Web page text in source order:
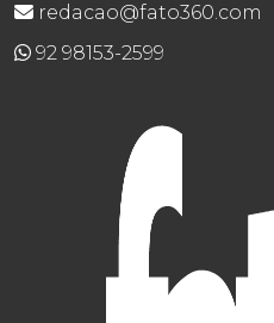
redacao@fato360.com
92 98153-2599